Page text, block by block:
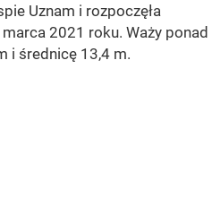
Uznam i rozpoczęła
2021 roku. Waży ponad
i średnicę 13,4 m.